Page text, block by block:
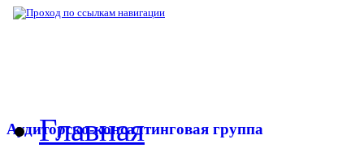
Аудиторско-консалтинговая группа
Главная